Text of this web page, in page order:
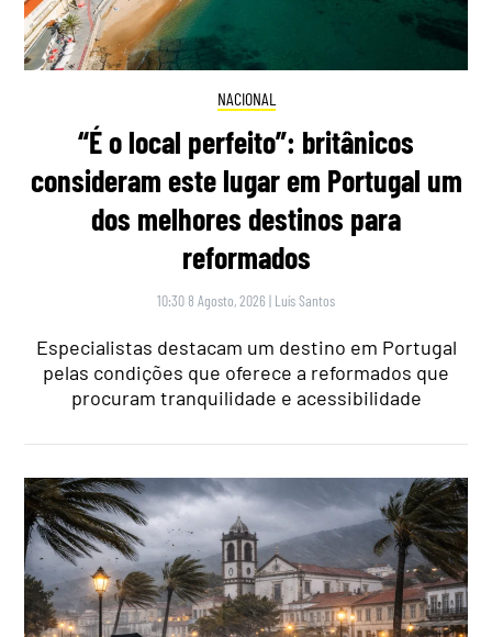
NACIONAL
“É o local perfeito”: britânicos
consideram este lugar em Portugal um
dos melhores destinos para
reformados
10:30 8 Agosto, 2026 | Luís Santos
Especialistas destacam um destino em Portugal
pelas condições que oferece a reformados que
procuram tranquilidade e acessibilidade